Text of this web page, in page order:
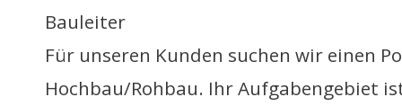
Bauleiter
Für unseren Kunden suchen wir einen
Hochbau/Rohbau. Ihr Aufgabengebiet